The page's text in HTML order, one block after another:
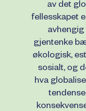
av det
fellesskapet
avhengig
gjentenke
økologisk,
sosialt, og
hva